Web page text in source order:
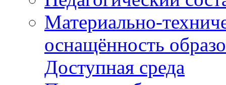
Материально-
оснащённость
Доступная среда